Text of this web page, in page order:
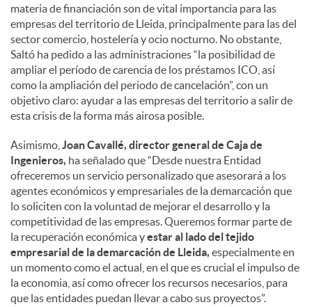
materia de financiación son de vital importancia para las
empresas del territorio de Lleida, principalmente para las del
sector comercio, hostelería y ocio nocturno. No obstante,
Saltó ha pedido a las administraciones “la posibilidad de
ampliar el período de carencia de los préstamos ICO, así
como la ampliación del periodo de cancelación”, con un
objetivo claro: ayudar a las empresas del territorio a salir de
esta crisis de la forma más airosa posible.
Asimismo, Joan Cavallé, director general de Caja de
Ingenieros, ha señalado que “Desde nuestra Entidad
ofreceremos un servicio personalizado que asesorará a los
agentes económicos y empresariales de la demarcación que
lo soliciten con la voluntad de mejorar el desarrollo y la
competitividad de las empresas. Queremos formar parte de
la recuperación económica yestar al lado del tejido
empresarial de la demarcación de Lleida, especialmente en
un momento como el actual, en el que es crucial el impulso de
la economia, así como ofrecer los recursos necesarios, para
que las entidades puedan llevar a cabo sus proyectos”.